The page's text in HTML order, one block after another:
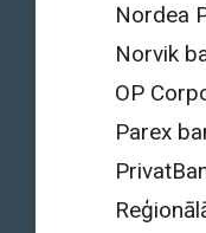
Nordea
Norvik
OP
Parex